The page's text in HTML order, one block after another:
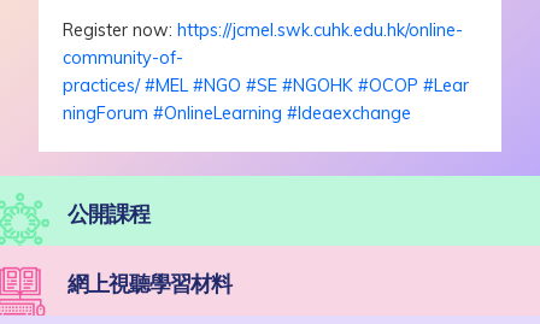
Register now: https://jcmel.swk.cuhk.edu.hk/online-
community-of-
practices/ #MEL #NGO #SE #NGOHK #OCOP #Lear
ningForum #OnlineLearning #Ideaexchange
公開課程
網上視聽學習材料